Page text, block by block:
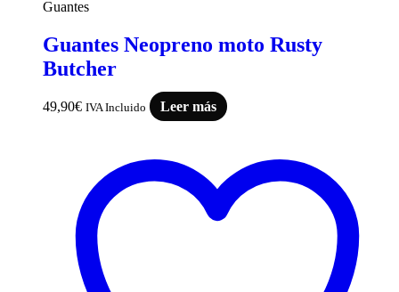
Guantes
Guantes Neopreno moto Rusty
Butcher
49,90€ IVA Incluido Leer más